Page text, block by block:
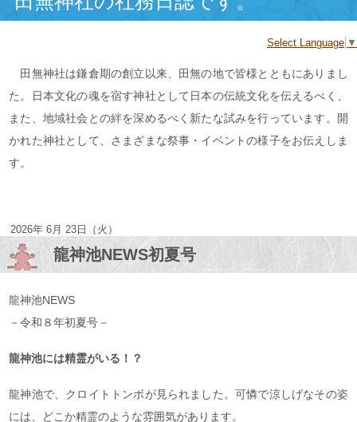
Select Language ▼
田無神社は鎌倉期の創立以来、田無の地で皆様とともにありまし
た。日本文化の魂を宿す神社として日本の伝統文化を伝えるべく、
また、地域社会との絆を深めるべく新たな試みを行っています。開
かれた神社として、さまざまな祭事・イベントの様子をお伝えしま
す。
2026年 6月 23日（火）
龍神池NEWS初夏号
龍神池NEWS
－令和８年初夏号－
龍神池には精霊がいる！？
龍神池で、クロイトトンボが見られました。可憐で涼しげなその姿
には、どこか精霊のような雰囲気があります。